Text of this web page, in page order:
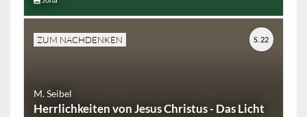
ZUM NACHDENKEN
M. Seibel
Herrlichkeiten von Jesus Christus - Das Licht
S. 22